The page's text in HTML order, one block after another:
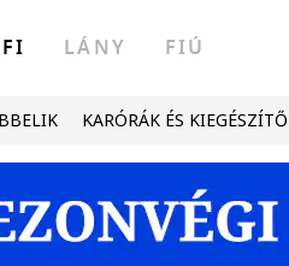
LÁNY FIÚ
KARÓRÁK ÉS